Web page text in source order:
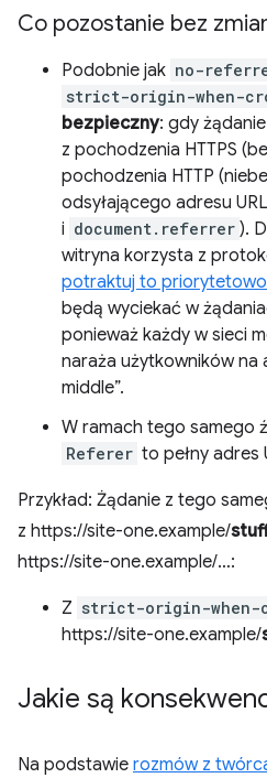
Co pozostanie bez
Podobnie jak no-
strict-origin-when-
bezpieczny: gdy
z pochodzenia HTTPS
pochodzenia HTTP
odsyłającego adresu
i document.referrer ).
witryna korzysta z
potraktuj to priorytetowo
będą wyciekać w
ponieważ każdy w sieci
naraża użytkowników na
middle”.
W ramach tego samego
Referer to pełny adres
Przykład: Żądanie z tego
z https://site-one.example/
https://site-one.example/…:
Z strict-origin-when-
https://site-one.example/
Jakie są
Na podstawie rozmów z